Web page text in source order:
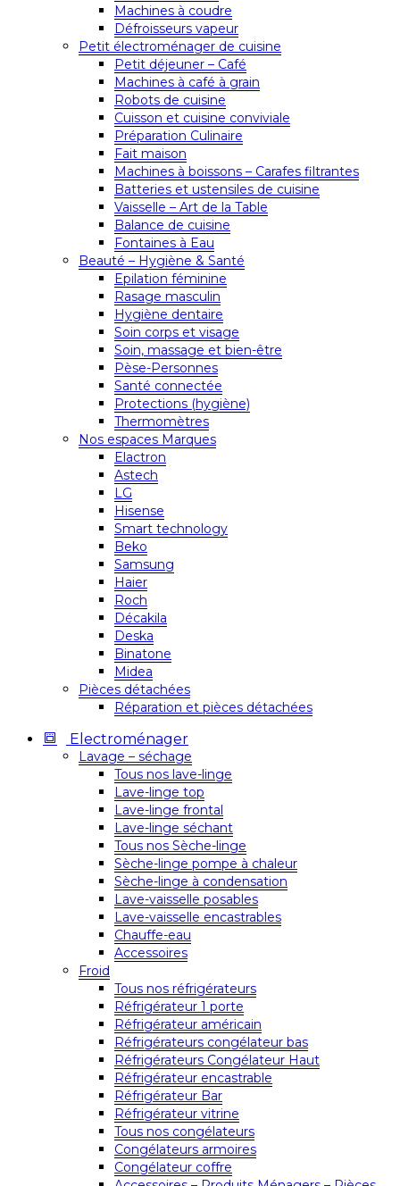
Machines à coudre
Défroisseurs vapeur
Petit électroménager de cuisine
Petit déjeuner – Café
Machines à café à grain
Robots de cuisine
Cuisson et cuisine conviviale
Préparation Culinaire
Fait maison
Machines à boissons – Carafes filtrantes
Batteries et ustensiles de cuisine
Vaisselle – Art de la Table
Balance de cuisine
Fontaines à Eau
Beauté – Hygiène & Santé
Epilation féminine
Rasage masculin
Hygiène dentaire
Soin corps et visage
Soin, massage et bien-être
Pèse-Personnes
Santé connectée
Protections (hygiène)
Thermomètres
Nos espaces Marques
Elactron
Astech
LG
Hisense
Smart technology
Beko
Samsung
Haier
Roch
Décakila
Deska
Binatone
Midea
Pièces détachées
Réparation et pièces détachées
Electroménager
Lavage – séchage
Tous nos lave-linge
Lave-linge top
Lave-linge frontal
Lave-linge séchant
Tous nos Sèche-linge
Sèche-linge pompe à chaleur
Sèche-linge à condensation
Lave-vaisselle posables
Lave-vaisselle encastrables
Chauffe-eau
Accessoires
Froid
Tous nos réfrigérateurs
Réfrigérateur 1 porte
Réfrigérateur américain
Réfrigérateurs congélateur bas
Réfrigérateurs Congélateur Haut
Réfrigérateur encastrable
Réfrigérateur Bar
Réfrigérateur vitrine
Tous nos congélateurs
Congélateurs armoires
Congélateur coffre